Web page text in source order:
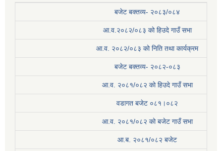
बजेट बक्तव्य- २०८३/०८४
आ.व.२०८२/०८३ को हिउदे गाउँ सभा
आ.व. २०८२/०८३ को निति तथा कार्यक्रम
बजेट बक्तव्य- २०८२-०८३
आ.व. २०८१/०८२ को हिउदे गाउँ सभा
वडागत बजेट ०८१।०८२
आ.व. २०८१/०८२ को बजेट गाउँ सभा
आ.ब. २०८१/०८२ बजेट